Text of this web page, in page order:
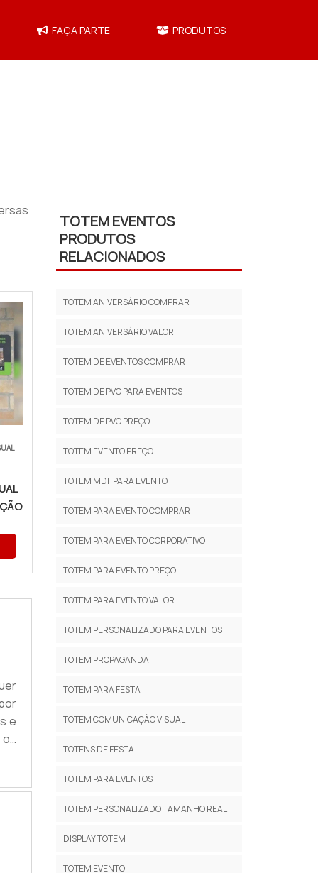
FAÇA PARTE PRODUTOS
e
os
TOTEM EVENTOS
PRODUTOS
RELACIONADOS
TOTEM ANIVERSÁRIO COMPRAR
TOTEM ANIVERSÁRIO VALOR
TOTEM DE EVENTOS COMPRAR
TOTEM DE PVC PARA EVENTOS
TOTEM DE PVC PREÇO
TOTEM EVENTO PREÇO
TOTEM MDF PARA EVENTO
TOTEM PARA EVENTO COMPRAR
TOTEM PARA EVENTO CORPORATIVO
TOTEM PARA EVENTO PREÇO
TOTEM PARA EVENTO VALOR
TOTEM PERSONALIZADO PARA EVENTOS
TOTEM PROPAGANDA
TOTEM PARA FESTA
TOTEM COMUNICAÇÃO VISUAL
TOTENS DE FESTA
TOTEM PARA EVENTOS
TOTEM PERSONALIZADO TAMANHO REAL
DISPLAY TOTEM
TOTEM EVENTO